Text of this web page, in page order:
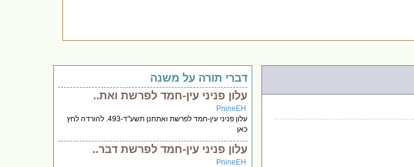
דברי תורה על משנה
עלון פניני עין-חמד לפרשת ואת..
PnineEH
עלון פניני עין-חמד לפרשת ואתחנן תשע"ד-493. להורדה לחץ
כאן
עלון פניני עין-חמד לפרשת דבר..
PnineEH